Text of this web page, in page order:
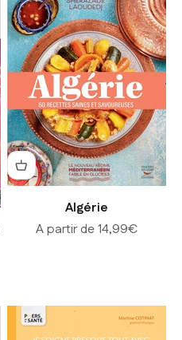
Algérie
Prix de vente
A partir de 14,99€